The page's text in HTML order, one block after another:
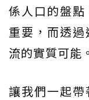
係人口的盤
重要，而透
流的實質可能。
讓我們一起